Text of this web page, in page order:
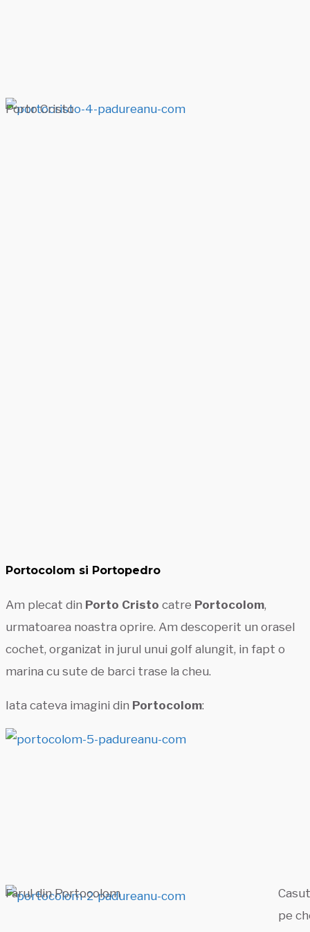
Porto Cristo
Portocolom si Portopedro
Am plecat din Porto Cristo catre Portocolom,
urmatoarea noastra oprire. Am descoperit un orasel
cochet, organizat in jurul unui golf alungit, in fapt o
marina cu sute de barci trase la cheu.
Iata cateva imagini din Portocolom:
Farul din Portocolom
pe